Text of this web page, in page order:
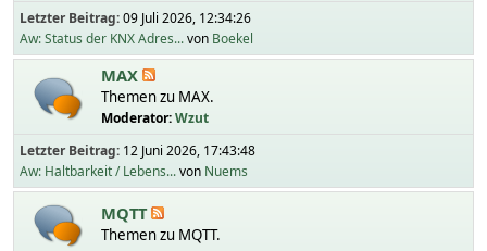
Letzter Beitrag:09 Juli 2026, 12:34:26
Aw: Status der KNX Adres...von Boekel
MAX
Themen zu MAX.
Moderator:Wzut
Letzter Beitrag: 12 Juni 2026, 17:43:48
Aw: Haltbarkeit / Lebens...von Nuems
MQTT
Themen zu MQTT.